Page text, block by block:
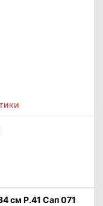
см Р.41 Сап 071